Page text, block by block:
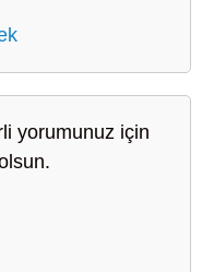
yorumunuz için